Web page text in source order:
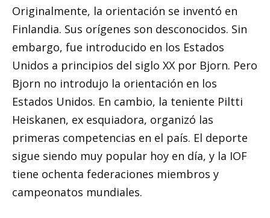
Originalmente, la orientación se inventó en
Finlandia. Sus orígenes son desconocidos. Sin
embargo, fue introducido en los Estados
Unidos a principios del siglo XX por Bjorn. Pero
Bjorn no introdujo la orientación en los
Estados Unidos. En cambio, la teniente Piltti
Heiskanen, ex esquiadora, organizó las
primeras competencias en el país. El deporte
sigue siendo muy popular hoy en día, y la IOF
tiene ochenta federaciones miembros y
campeonatos mundiales.